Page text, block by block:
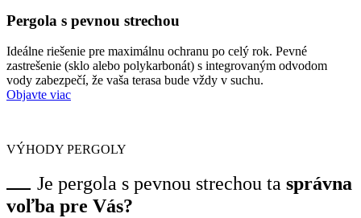
Pergola s pevnou strechou
Ideálne riešenie pre maximálnu ochranu po celý rok. Pevné
zastrešenie (sklo alebo polykarbonát) s integrovaným odvodom
vody zabezpečí, že vaša terasa bude vždy v suchu.
Objavte viac
VÝHODY PERGOLY
Je pergola s pevnou strechou ta správna
voľba pre Vás?